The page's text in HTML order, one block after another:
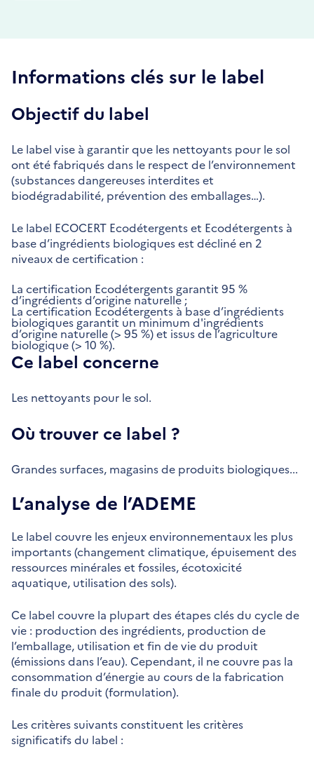
Informations clés sur le label
Objectif du label
Le label vise à garantir que les nettoyants pour le sol
ont été fabriqués dans le respect de l’environnement
(substances dangereuses interdites et
biodégradabilité, prévention des emballages…).
Le label ECOCERT Ecodétergents et Ecodétergents à
base d’ingrédients biologiques est décliné en 2
niveaux de certification :
La certification Ecodétergents garantit 95 %
d’ingrédients d’origine naturelle ;
La certification Ecodétergents à base d’ingrédients
biologiques garantit un minimum d'ingrédients
d’origine naturelle (> 95 %) et issus de l’agriculture
biologique (> 10 %).
Ce label concerne
Les nettoyants pour le sol.
Où trouver ce label ?
Grandes surfaces, magasins de produits biologiques...
L’analyse de l’ADEME
Le label couvre les enjeux environnementaux les plus
importants (changement climatique, épuisement des
ressources minérales et fossiles, écotoxicité
aquatique, utilisation des sols).
Ce label couvre la plupart des étapes clés du cycle de
vie : production des ingrédients, production de
l’emballage, utilisation et fin de vie du produit
(émissions dans l’eau). Cependant, il ne couvre pas la
consommation d’énergie au cours de la fabrication
finale du produit (formulation).
Les critères suivants constituent les critères
significatifs du label :